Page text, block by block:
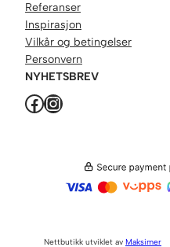
Referanser
Inspirasjon
Vilkår og betingelser
Personvern
NYHETSBREV
Facebook Instagram
Nettbutikk utviklet av Maksimer